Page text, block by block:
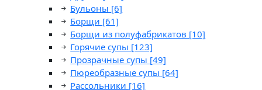
Бульоны [6]
Борщи [61]
Борщи из полуфабрикатов [10]
Горячие супы [123]
Прозрачные супы [49]
Пюреобразные супы [64]
Рассольники [16]